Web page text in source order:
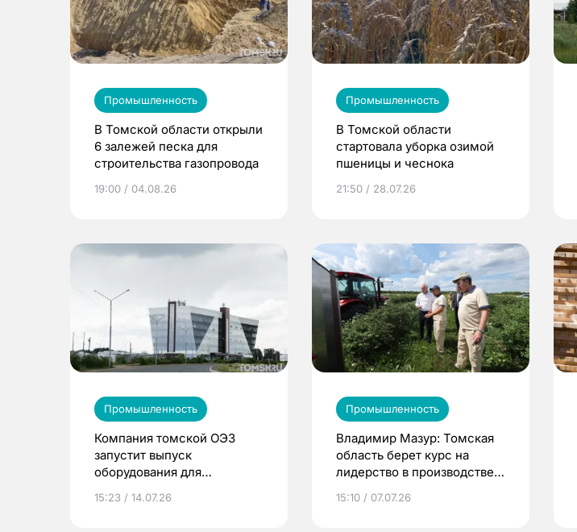
Промышленность
В Томской области открыли
6 залежей песка для
строительства газопровода
19:00 / 04.08.26
Промышленность
В Томской области
стартовала уборка озимой
пшеницы и чеснока
21:50 / 28.07.26
Промышленность
Компания томской ОЭЗ
запустит выпуск
оборудования для
15:23 / 14.07.26
Промышленность
Владимир Мазур: Томская
область берет курс на
лидерство в производстве
15:10 / 07.07.26